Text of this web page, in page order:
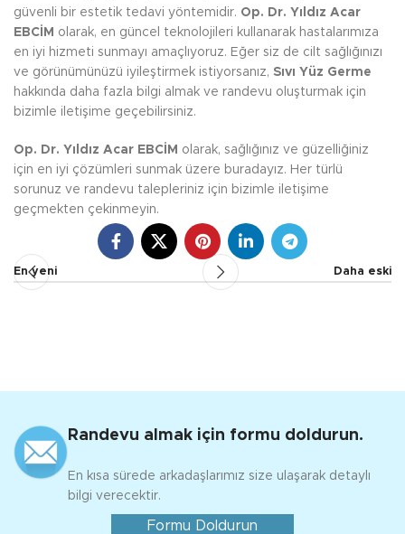
güvenli bir estetik tedavi yöntemidir. Op. Dr. Yıldız Acar
EBCİM olarak, en güncel teknolojileri kullanarak hastalarımıza
en iyi hizmeti sunmayı amaçlıyoruz. Eğer siz de cilt sağlığınızı
ve görünümünüzü iyileştirmek istiyorsanız, Sıvı Yüz Germe
hakkında daha fazla bilgi almak ve randevu oluşturmak için
bizimle iletişime geçebilirsiniz.
Op. Dr. Yıldız Acar EBCİM olarak, sağlığınız ve güzelliğiniz
için en iyi çözümleri sunmak üzere buradayız. Her türlü
sorunuz ve randevu talepleriniz için bizimle iletişime
geçmekten çekinmeyin.
En yeni Daha eski
Randevu almak için formu doldurun.
En kısa sürede arkadaşlarımız size ulaşarak detaylı
bilgi verecektir.
Formu Doldurun